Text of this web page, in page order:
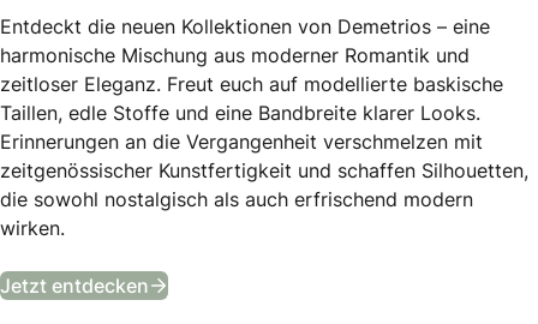
Entdeckt die neuen Kollektionen von Demetrios – eine
harmonische Mischung aus moderner Romantik und
zeitloser Eleganz. Freut euch auf modellierte baskische
Taillen, edle Stoffe und eine Bandbreite klarer Looks.
Erinnerungen an die Vergangenheit verschmelzen mit
zeitgenössischer Kunstfertigkeit und schaffen Silhouetten,
die sowohl nostalgisch als auch erfrischend modern
wirken.
Jetzt entdecken Entdecke die Kollektion 2026!